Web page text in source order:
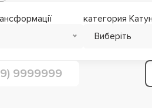
категория
Виберіть